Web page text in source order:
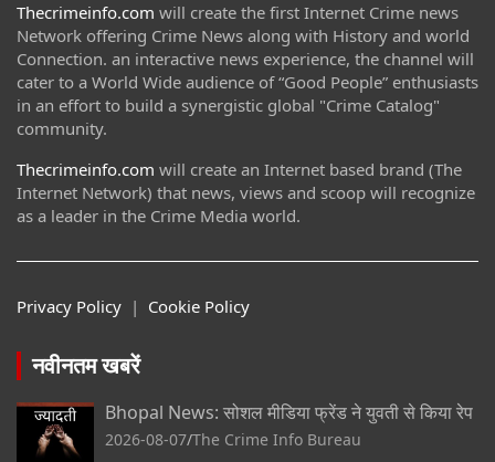
Thecrimeinfo.com will create the first Internet Crime news
Network offering Crime News along with History and world
Connection. an interactive news experience, the channel will
cater to a World Wide audience of “Good People” enthusiasts
in an effort to build a synergistic global "Crime Catalog"
community.
Thecrimeinfo.com will create an Internet based brand (The
Internet Network) that news, views and scoop will recognize
as a leader in the Crime Media world.
Privacy Policy | Cookie Policy
नवीनतम खबरें
Bhopal News: सोशल मीडिया फ्रेंड ने युवती से किया रेप
2026-08-07 The Crime Info Bureau